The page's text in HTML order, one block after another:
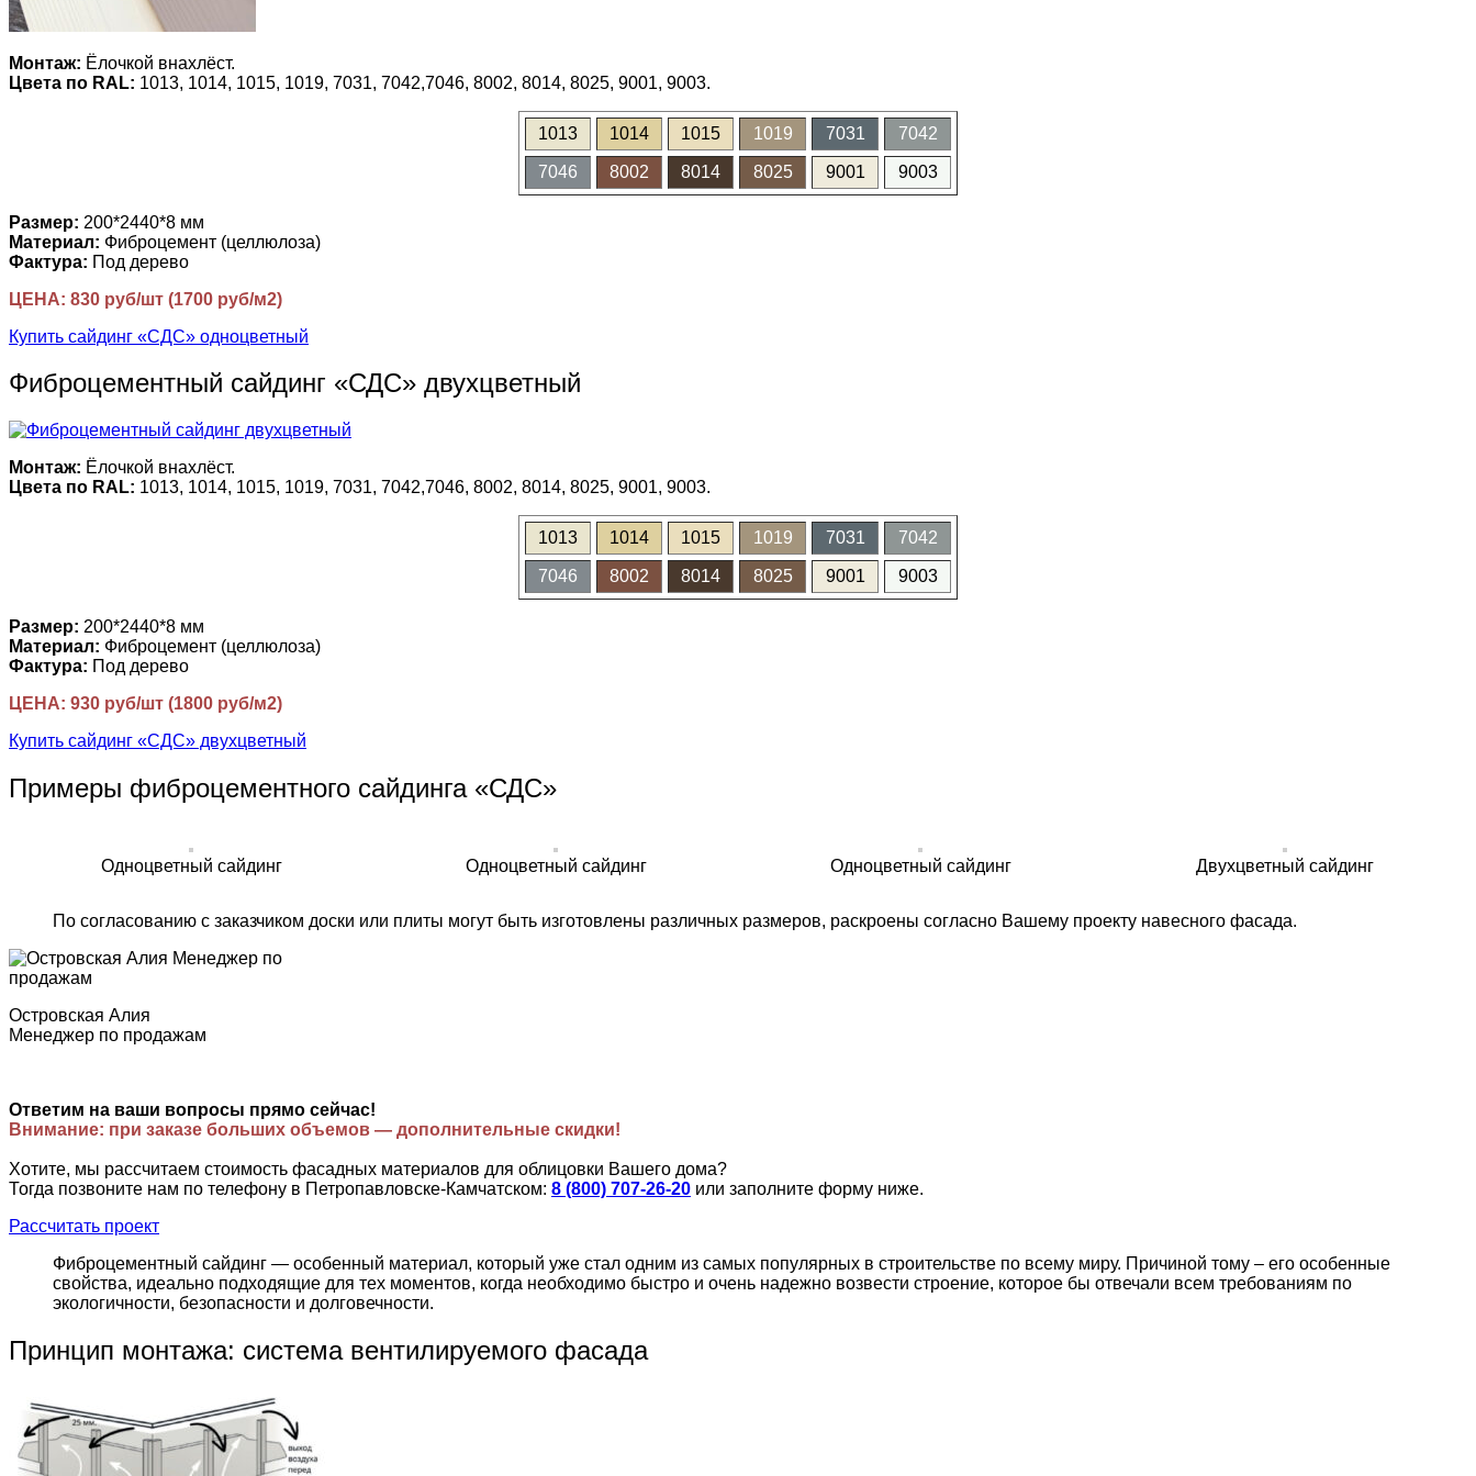
Монтаж: Ёлочкой внахлёст.
Цвета по RAL: 1013, 1014, 1015, 1019, 7031, 7042,7046, 8002, 8014, 8025, 9001, 9003.
1013 1014 1015 1019 7031 7042
7046 8002 8014 8025 9001 9003
Размер: 200*2440*8 мм
Материал: Фиброцемент (целлюлоза)
Фактура: Под дерево
ЦЕНА: 830 руб/шт (1700 руб/м2)
Купить сайдинг «СДС» одноцветный
Фиброцементный сайдинг «СДС» двухцветный
Монтаж: Ёлочкой внахлёст.
Цвета по RAL: 1013, 1014, 1015, 1019, 7031, 7042,7046, 8002, 8014, 8025, 9001, 9003.
1013 1014 1015 1019 7031 7042
7046 8002 8014 8025 9001 9003
Размер: 200*2440*8 мм
Материал: Фиброцемент (целлюлоза)
Фактура: Под дерево
ЦЕНА: 930 руб/шт (1800 руб/м2)
Купить сайдинг «СДС» двухцветный
Примеры фиброцементного сайдинга «СДС»
Одноцветный сайдинг Одноцветный сайдинг Одноцветный сайдинг Двухцветный сайдинг
По согласованию с заказчиком доски или плиты могут быть изготовлены различных размеров, раскроены согласно Вашему проекту навесного фасада.
Островская Алия
Менеджер по продажам
Ответим на ваши вопросы прямо сейчас!
Внимание: при заказе больших объемов — дополнительные скидки!
Хотите, мы рассчитаем стоимость фасадных материалов для облицовки Вашего дома?
Тогда позвоните нам по телефону в Петропавловске-Камчатском: 8 (800) 707-26-20 или заполните форму ниже.
Рассчитать проект
Фиброцементный сайдинг — особенный материал, который уже стал одним из самых популярных в строительстве по всему миру. Причиной тому – его особенные
свойства, идеально подходящие для тех моментов, когда необходимо быстро и очень надежно возвести строение, которое бы отвечали всем требованиям по
экологичности, безопасности и долговечности.
Принцип монтажа: система вентилируемого фасада